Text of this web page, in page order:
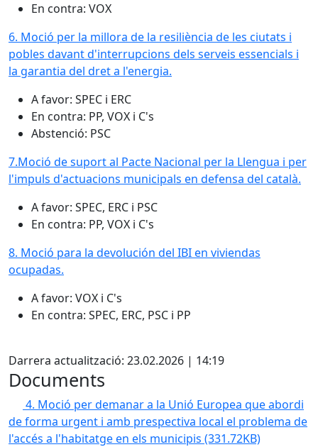
En contra: VOX
6. Moció per la millora de la resiliència de les ciutats i
pobles davant d'interrupcions dels serveis essencials i
la garantia del dret a l'energia.
A favor: SPEC i ERC
En contra: PP, VOX i C's
Abstenció: PSC
7.Moció de suport al Pacte Nacional per la Llengua i per
l'impuls d'actuacions municipals en defensa del català.
A favor: SPEC, ERC i PSC
En contra: PP, VOX i C's
8. Moció para la devolución del IBI en viviendas
ocupadas.
A favor: VOX i C's
En contra: SPEC, ERC, PSC i PP
Darrera actualització: 23.02.2026 | 14:19
Documents
4. Moció per demanar a la Unió Europea que abordi
de forma urgent i amb prespectiva local el problema de
l'accés a l'habitatge en els municipis (331.72KB)